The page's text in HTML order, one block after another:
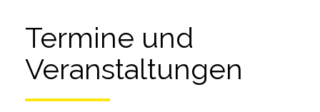
Termine und
Veranstaltungen